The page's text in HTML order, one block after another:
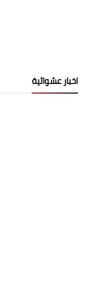
اخبار عشوائية